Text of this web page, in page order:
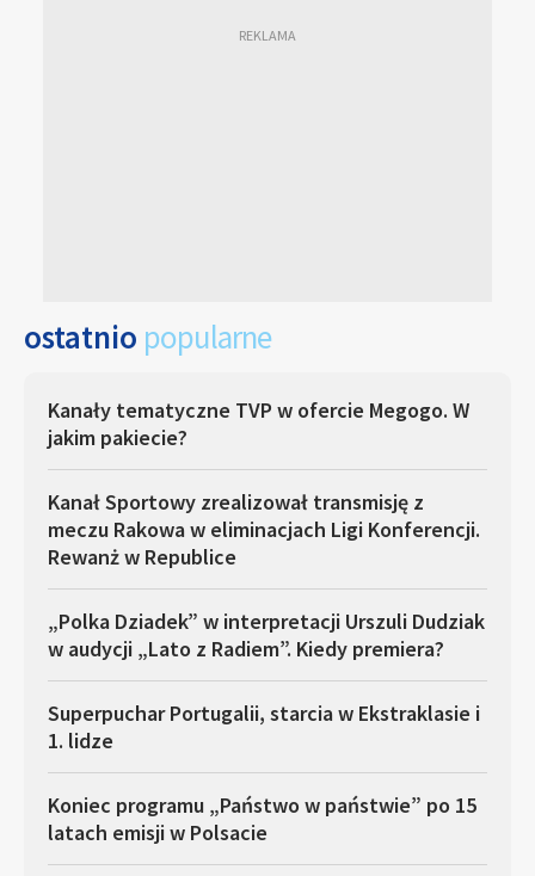
ostatnio popularne
Kanały tematyczne TVP w ofercie Megogo. W
jakim pakiecie?
Kanał Sportowy zrealizował transmisję z
meczu Rakowa w eliminacjach Ligi Konferencji.
Rewanż w Republice
„Polka Dziadek” w interpretacji Urszuli Dudziak
w audycji „Lato z Radiem”. Kiedy premiera?
Superpuchar Portugalii, starcia w Ekstraklasie i
1. lidze
Koniec programu „Państwo w państwie” po 15
latach emisji w Polsacie